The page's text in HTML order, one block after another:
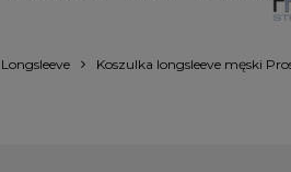
Longsleeve Koszulka longsleeve męski